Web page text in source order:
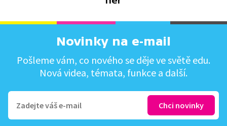
Novinky na e-mail
Pošleme vám, co nového se děje ve světě edu.
Nová videa, témata, funkce a další.